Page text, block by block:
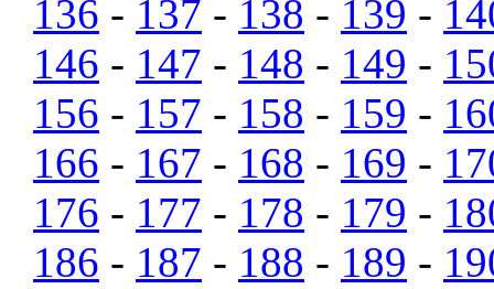
136 - 137 - 138 - 139 -
146 - 147 - 148 - 149 -
156 - 157 - 158 - 159 -
166 - 167 - 168 - 169 -
176 - 177 - 178 - 179 -
186 - 187 - 188 - 189 -